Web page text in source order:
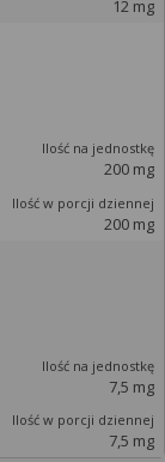
12 mg
200 mg
200 mg
7,5 mg
7,5 mg